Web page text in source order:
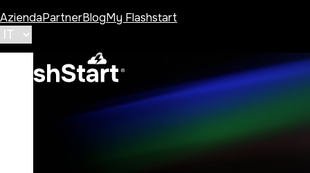
AziendaPartnerBlogMy Flashstart